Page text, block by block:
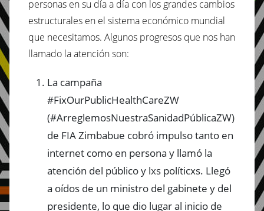
personas en su día a día con los grandes cambios
estructurales en el sistema económico mundial
que necesitamos. Algunos progresos que nos han
llamado la atención son:
La campaña
#FixOurPublicHealthCareZW
(#ArreglemosNuestraSanidadPúblicaZW)
de FIA Zimbabue cobró impulso tanto en
internet como en persona y llamó la
atención del público y lxs políticxs. Llegó
a oídos de un ministro del gabinete y del
presidente, lo que dio lugar al inicio de